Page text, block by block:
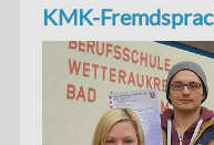
KMK-